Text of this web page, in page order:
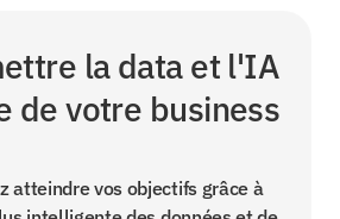
la data et l'IA
de votre business
atteindre vos objectifs grâce à